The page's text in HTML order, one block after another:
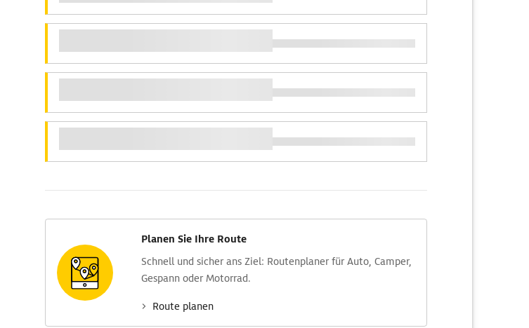
Planen Sie Ihre Route
Schnell und sicher ans Ziel: Routen­planer für Auto, Camper,
Gespann oder Motorrad.
Route planen